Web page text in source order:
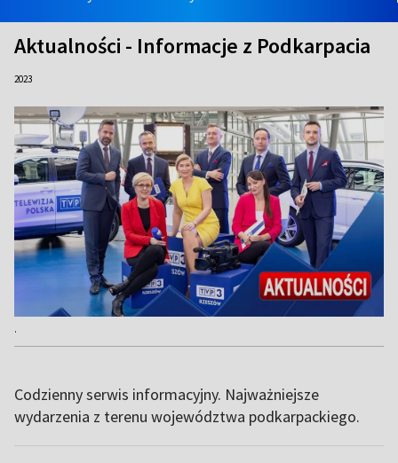
Aktualności - Informacje z Podkarpacia
2023
.
Codzienny serwis informacyjny. Najważniejsze
wydarzenia z terenu województwa podkarpackiego.